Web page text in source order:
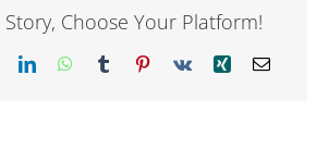
Story, Choose Your Platform!
LinkedInWhatsApp
TumblrPinterest
Vk Xing Email